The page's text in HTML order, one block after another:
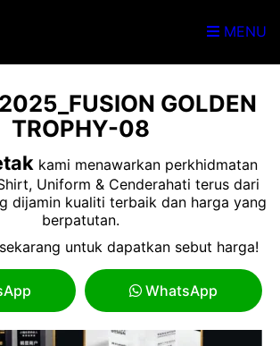
MENU
GOLDEN
TROPHY-08
kami menawarkan perkhidmatan
Uniform & Cenderahati terus dari
dijamin kualiti terbaik dan harga yang
berpatutan.
untuk dapatkan sebut harga!
WhatsApp